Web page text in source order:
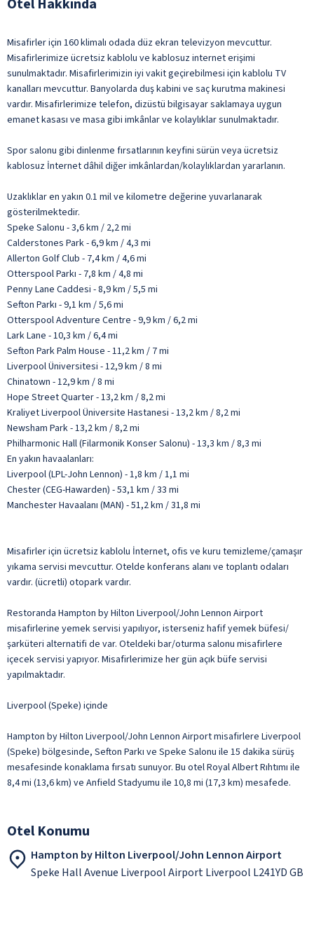
Misafirler için 160 klimalı odada düz ekran televizyon mevcuttur.
Misafirlerimize ücretsiz kablolu ve kablosuz internet erişimi
sunulmaktadır. Misafirlerimizin iyi vakit geçirebilmesi için kablolu TV
kanalları mevcuttur. Banyolarda duş kabini ve saç kurutma makinesi
vardır. Misafirlerimize telefon, dizüstü bilgisayar saklamaya uygun
emanet kasası ve masa gibi imkânlar ve kolaylıklar sunulmaktadır.
Spor salonu gibi dinlenme fırsatlarının keyfini sürün veya ücretsiz
kablosuz İnternet dâhil diğer imkânlardan/kolaylıklardan yararlanın.
Uzaklıklar en yakın 0.1 mil ve kilometre değerine yuvarlanarak
gösterilmektedir.
Speke Salonu - 3,6 km / 2,2 mi
Calderstones Park - 6,9 km / 4,3 mi
Allerton Golf Club - 7,4 km / 4,6 mi
Otterspool Parkı - 7,8 km / 4,8 mi
Penny Lane Caddesi - 8,9 km / 5,5 mi
Sefton Parkı - 9,1 km / 5,6 mi
Otterspool Adventure Centre - 9,9 km / 6,2 mi
Lark Lane - 10,3 km / 6,4 mi
Sefton Park Palm House - 11,2 km / 7 mi
Liverpool Üniversitesi - 12,9 km / 8 mi
Chinatown - 12,9 km / 8 mi
Hope Street Quarter - 13,2 km / 8,2 mi
Kraliyet Liverpool Üniversite Hastanesi - 13,2 km / 8,2 mi
Newsham Park - 13,2 km / 8,2 mi
Philharmonic Hall (Filarmonik Konser Salonu) - 13,3 km / 8,3 mi
En yakın havaalanları:
Liverpool (LPL-John Lennon) - 1,8 km / 1,1 mi
Chester (CEG-Hawarden) - 53,1 km / 33 mi
Manchester Havaalanı (MAN) - 51,2 km / 31,8 mi
Misafirler için ücretsiz kablolu İnternet, ofis ve kuru temizleme/çamaşır
yıkama servisi mevcuttur. Otelde konferans alanı ve toplantı odaları
vardır. (ücretli) otopark vardır.
Restoranda Hampton by Hilton Liverpool/John Lennon Airport
misafirlerine yemek servisi yapılıyor, isterseniz hafif yemek büfesi/
şarküteri alternatifi de var. Oteldeki bar/oturma salonu misafirlere
içecek servisi yapıyor. Misafirlerimize her gün açık büfe servisi
yapılmaktadır.
Liverpool (Speke) içinde
Hampton by Hilton Liverpool/John Lennon Airport misafirlere Liverpool
(Speke) bölgesinde, Sefton Parkı ve Speke Salonu ile 15 dakika sürüş
mesafesinde konaklama fırsatı sunuyor. Bu otel Royal Albert Rıhtımı ile
8,4 mi (13,6 km) ve Anfield Stadyumu ile 10,8 mi (17,3 km) mesafede.
Otel Konumu
Hampton by Hilton Liverpool/John Lennon Airport
Speke Hall Avenue Liverpool Airport Liverpool L241YD GB